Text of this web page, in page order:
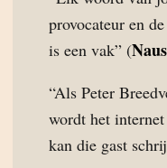
provocateur en
is een vak” (
“Als Peter
wordt het
kan die gast